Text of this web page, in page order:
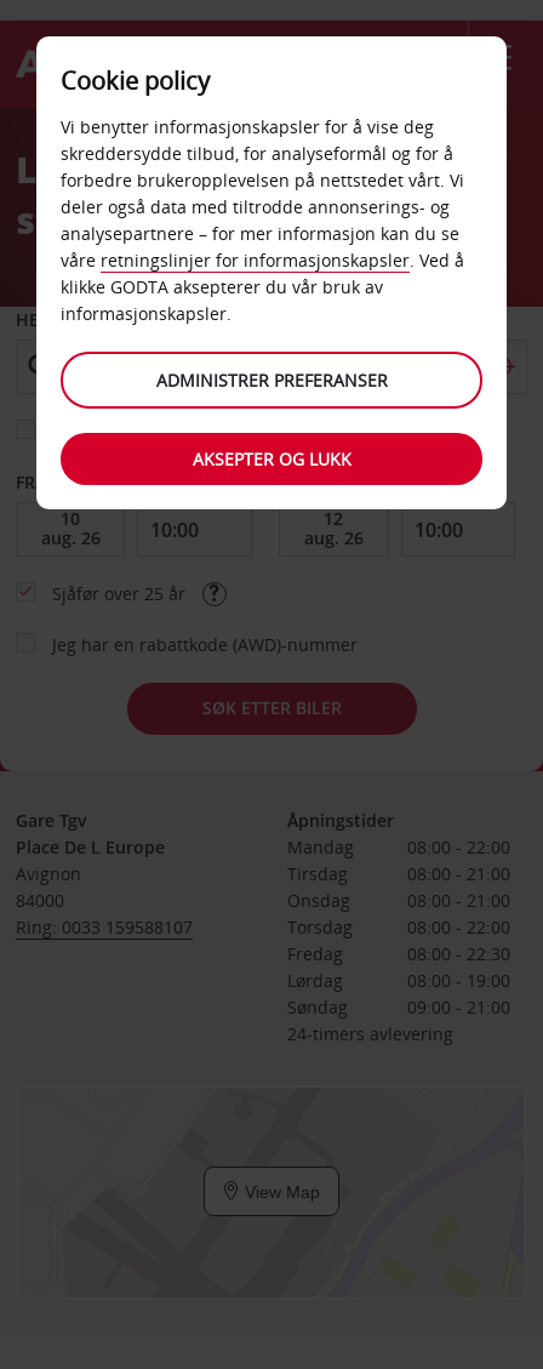
Welcome
AvisLeiebil Avignon TGV-
stasjon
HENT FRA
Velg et annet leveringssted
FRA DATO TIL DATO
Sjåfør over 25 år
Jeg har en rabattkode (AWD)-nummer
SØK ETTER BILER
Gare Tgv
Place De L Europe
Avignon
84000
Ring: 0033 159588107
Åpningstider
Mandag
08:00 - 22:00
Tirsdag
08:00 - 21:00
Onsdag
08:00 - 21:00
Torsdag
08:00 - 22:00
Fredag
08:00 - 22:30
Lørdag
08:00 - 19:00
Søndag
09:00 - 21:00
24-timers avlevering
View Map
Cookie policy
Vi benytter informasjonskapsler for å vise deg
skreddersydde tilbud, for analyseformål og for å
forbedre brukeropplevelsen på nettstedet vårt. Vi
deler også data med tiltrodde annonserings- og
analysepartnere – for mer informasjon kan du se
våre retningslinjer for informasjonskapsler. Ved å
klikke GODTA aksepterer du vår bruk av
informasjonskapsler.
ADMINISTRER PREFERANSER
AKSEPTER OG LUKK